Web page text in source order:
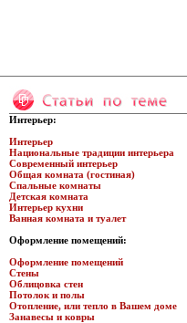
Интерьер:
Интерьер
Национальные традиции интерьера
Современный интерьер
Общая комната (гостиная)
Спальные комнаты
Детская комната
Интерьер кухни
Ванная комната и туалет
Оформление помещений:
Оформление помещений
Стены
Облицовка стен
Потолок и полы
Отопление, или тепло в Вашем доме
Занавесы и ковры